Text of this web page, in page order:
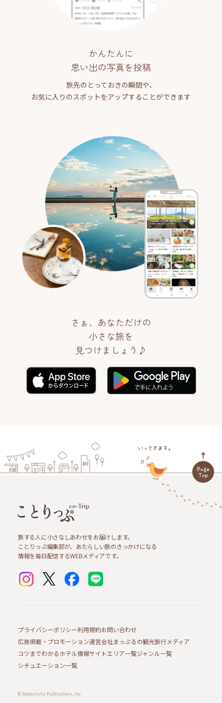
かんたんに
思い出の写真を投稿
旅先のとっておきの瞬間や、
お気に入りのスポットをアップすることができます
さぁ、あなただけの
小さな旅を
見つけましょう♪
旅する人に小さなしあわせをお届けします。
ことりっぷ編集部が、あたらしい旅のきっかけになる
情報を毎日配信するWEBメディアです。
プライバシーポリシー利用規約お問い合わせ
広告掲載・プロモーション運営会社まっぷるの観光旅行メディア
コツまでわかるホテル情報サイトエリア一覧ジャンル一覧
シチュエーション一覧
© Shobunsha Publications, Inc.